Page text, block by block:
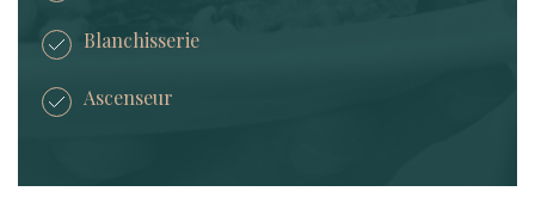
Blanchisserie
Ascenseur